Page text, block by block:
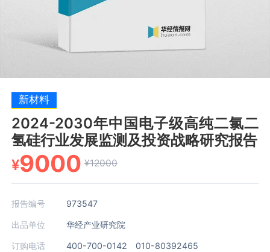
新材料
2024-2030年中国电子级高纯二氯二
氢硅行业发展监测及投资战略研究报告
¥9000 ¥12000
报告编号 973547
出品单位 华经产业研究院
订购电话 400-700-0142 010-80392465